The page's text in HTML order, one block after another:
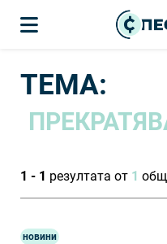
ТЕМА:
1 - 1 резултата от 1
новини